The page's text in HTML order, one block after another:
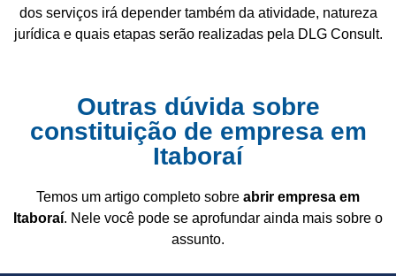
dos serviços irá depender também da atividade, natureza
jurídica e quais etapas serão realizadas pela DLG Consult.
Outras dúvida sobre
constituição de empresa em
Itaboraí
Temos um artigo completo sobre abrir empresa em
Itaboraí. Nele você pode se aprofundar ainda mais sobre o
assunto.